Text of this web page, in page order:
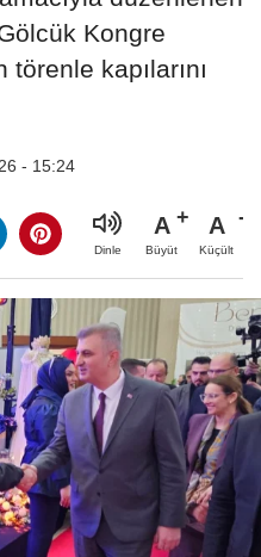
Kongre
kapılarını
- 15:24
Dinle
A
Büyüt
A
Küçült